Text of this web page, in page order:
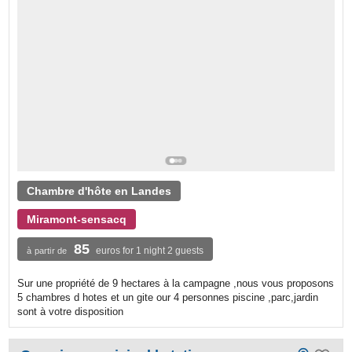
Chambre d'hôte en Landes
Miramont-sensacq
à partir de 85 euros for 1 night 2 guests
Sur une propriété de 9 hectares à la campagne ,nous vous proposons
5 chambres d hotes et un gite our 4 personnes piscine ,parc,jardin
sont à votre disposition